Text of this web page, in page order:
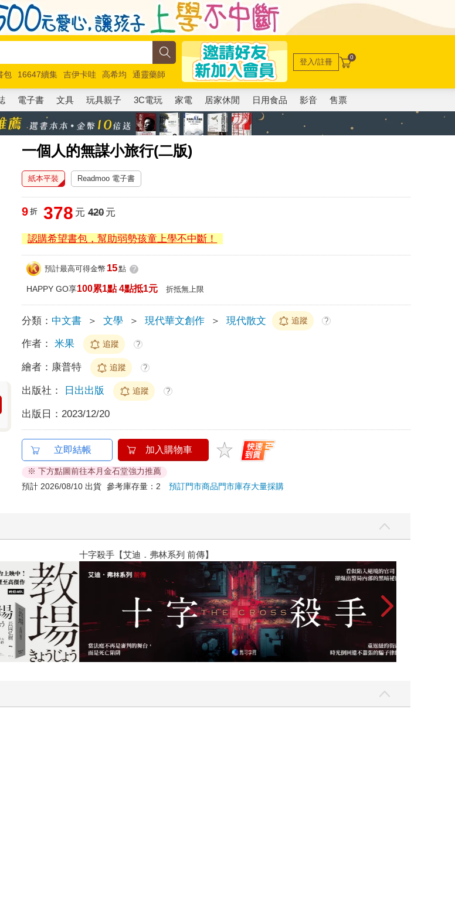
包 16647續集 吉伊卡哇 高希均
通靈藥師
玩具總動員5 超慢跑
登入/註冊 0
電子書 文具 玩具親子 3C電玩 家電 居家休閒 日用食品 影音 售票
一個人的無謀小旅行(二版)
紙本平裝 Readmoo 電子書
9 折 378 元 420元
認購希望書包，幫助弱勢孩童上學不中斷！
預計最高可得金幣 15點 ?
HAPPY GO享100累1點 4點抵1元 折抵無上限
分類： 中文書 ＞ 文學 ＞ 現代華文創作 ＞ 現代散文 追蹤 ?
作者： 米果 追蹤 ?
繪者： 康普特 追蹤 ?
出版社： 日出出版 追蹤 ?
出版日： 2023/12/20
立即結帳 加入購物車
※ 下方點圖前往本月金石堂強力推薦
預計 2026/08/10 出貨 參考庫存量：2預訂門市商品門市庫存大量採購
十字殺手【艾迪．弗林系列 前傳】